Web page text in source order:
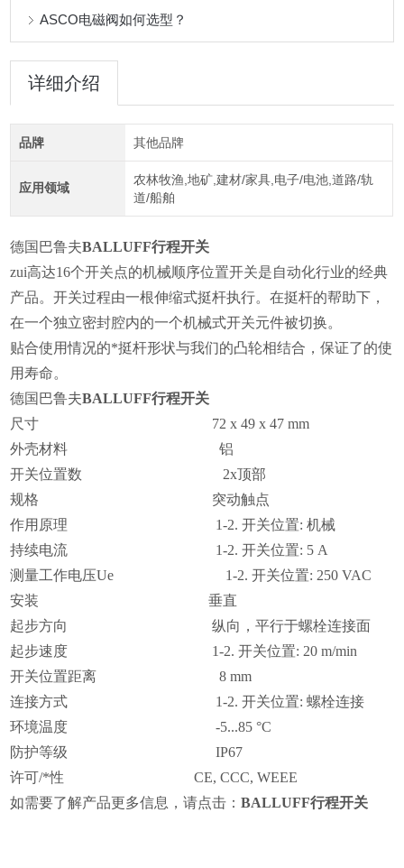
ASCO电磁阀如何选型？
详细介绍
品牌 其他品牌
应用领域
农林牧渔,地矿,建材/家具,电子/电池,道路/轨
道/船舶
德国巴鲁夫BALLUFF行程开关
zui高达16个开关点的机械顺序位置开关是自动化行业的经典
产品。开关过程由一根伸缩式挺杆执行。在挺杆的帮助下，
在一个独立密封腔内的一个机械式开关元件被切换。
贴合使用情况的*挺杆形状与我们的凸轮相结合，保证了的使
用寿命。
德国巴鲁夫BALLUFF行程开关
尺寸 72 x 49 x 47 mm
外壳材料 铝
开关位置数 2x顶部
规格 突动触点
作用原理 1-2. 开关位置: 机械
持续电流 1-2. 开关位置: 5 A
测量工作电压Ue 1-2. 开关位置: 250 VAC
安装 垂直
起步方向 纵向，平行于螺栓连接面
起步速度 1-2. 开关位置: 20 m/min
开关位置距离 8 mm
连接方式 1-2. 开关位置: 螺栓连接
环境温度 -5...85 °C
防护等级 IP67
许可/*性 CE, CCC, WEEE
如需要了解产品更多信息，请点击：BALLUFF行程开关